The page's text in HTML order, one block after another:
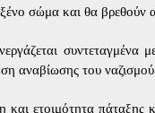
σώμα και θα βρεθούν
συντεταγμένα
αναβίωσης του
και ετοιμότητα πάταξης